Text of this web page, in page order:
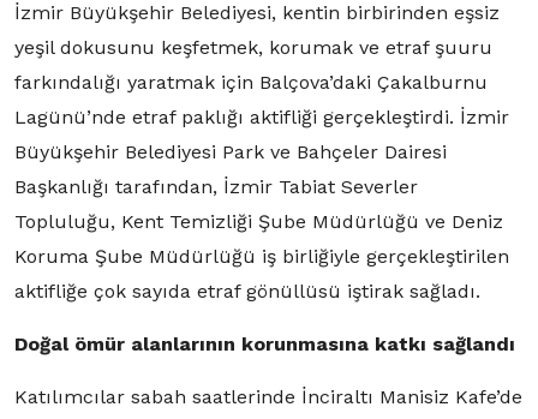
İzmir Büyükşehir Belediyesi, kentin birbirinden eşsiz
yeşil dokusunu keşfetmek, korumak ve etraf şuuru
farkındalığı yaratmak için Balçova’daki Çakalburnu
Lagünü’nde etraf paklığı aktifliği gerçekleştirdi. İzmir
Büyükşehir Belediyesi Park ve Bahçeler Dairesi
Başkanlığı tarafından, İzmir Tabiat Severler
Topluluğu, Kent Temizliği Şube Müdürlüğü ve Deniz
Koruma Şube Müdürlüğü iş birliğiyle gerçekleştirilen
aktifliğe çok sayıda etraf gönüllüsü iştirak sağladı.
Doğal ömür alanlarının korunmasına katkı sağlandı
Katılımcılar sabah saatlerinde İnciraltı Manisiz Kafe’de